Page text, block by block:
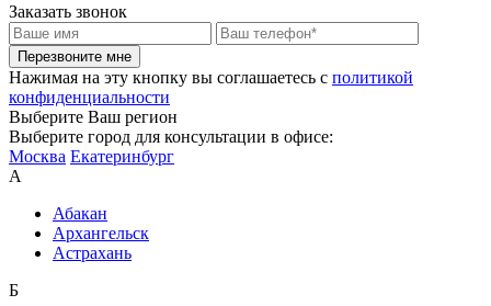
Заказать звонок
Перезвоните мне
Нажимая на эту кнопку вы соглашаетесь c политикой
конфиденциальности
Выберите Ваш регион
Выберите город для консультации в офисе:
Москва Екатеринбург
А
Абакан
Архангельск
Астрахань
Б